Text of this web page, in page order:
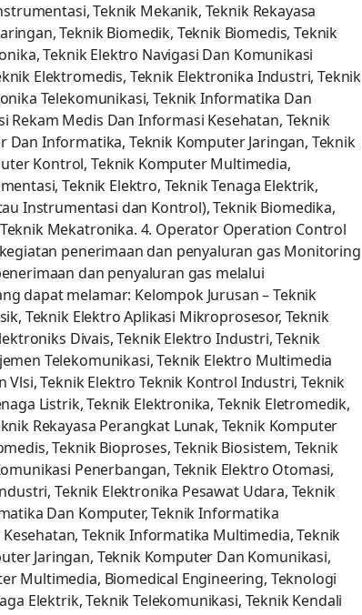
Teknik Mekanik, Teknik Rekayasa
Teknik Biomedik, Teknik Biomedis, Teknik
Teknik Elektro Navigasi Dan Komunikasi
Elektromedis, Teknik Elektronika Industri, Teknik
Telekomunikasi, Teknik Informatika Dan
Medis Dan Informasi Kesehatan, Teknik
Informatika, Teknik Komputer Jaringan, Teknik
Kontrol, Teknik Komputer Multimedia,
Teknik Elektro, Teknik Tenaga Elektrik,
Instrumentasi dan Kontrol), Teknik Biomedika,
Mekatronika. 4. Operator Operation Control
penerimaan dan penyaluran gas Monitoring
dan penyaluran gas melalui
dapat melamar: Kelompok Jurusan – Teknik
Teknik Elektro Aplikasi Mikroprosesor, Teknik
Divais, Teknik Elektro Industri, Teknik
Telekomunikasi, Teknik Elektro Multimedia
Vlsi, Teknik Elektro Teknik Kontrol Industri, Teknik
Listrik, Teknik Elektronika, Teknik Eletromedik,
Rekayasa Perangkat Lunak, Teknik Komputer
Teknik Bioproses, Teknik Biosistem, Teknik
Penerbangan, Teknik Elektro Otomasi,
Teknik Elektronika Pesawat Udara, Teknik
Dan Komputer, Teknik Informatika
Teknik Informatika Multimedia, Teknik
Jaringan, Teknik Komputer Dan Komunikasi,
Multimedia, Biomedical Engineering, Teknologi
Elektrik, Teknik Telekomunikasi, Teknik Kendali